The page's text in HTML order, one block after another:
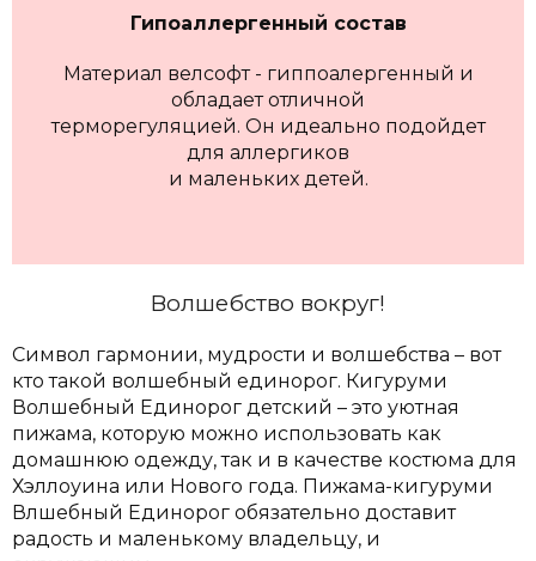
Гипоаллергенный состав
Материал велсофт - гиппоалергенный и
обладает отличной
терморегуляцией. Он идеально подойдет
для аллергиков
и маленьких детей.
Волшебство вокруг!
Символ гармонии, мудрости и волшебства – вот
кто такой волшебный единорог. Кигуруми
Волшебный Единорог детский – это уютная
пижама, которую можно использовать как
домашнюю одежду, так и в качестве костюма для
Хэллоуина или Нового года. Пижама-кигуруми
Влшебный Единорог обязательно доставит
радость и маленькому владельцу, и